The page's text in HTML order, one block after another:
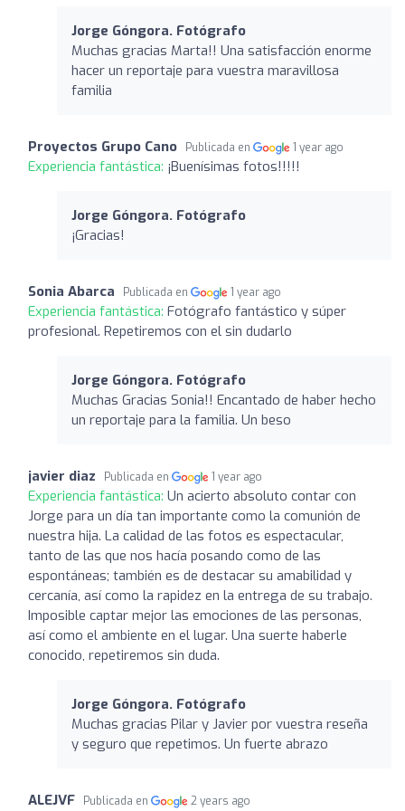
Jorge Góngora. Fotógrafo
Muchas gracias Marta!! Una satisfacción enorme
hacer un reportaje para vuestra maravillosa
familia
Proyectos Grupo Cano Publicada en 1 year ago
Experiencia fantástica: ¡Buenísimas fotos!!!!!
Jorge Góngora. Fotógrafo
¡Gracias!
Sonia Abarca Publicada en 1 year ago
Experiencia fantástica: Fotógrafo fantástico y súper
profesional. Repetiremos con el sin dudarlo
Jorge Góngora. Fotógrafo
Muchas Gracias Sonia!! Encantado de haber hecho
un reportaje para la familia. Un beso
javier diaz Publicada en 1 year ago
Experiencia fantástica: Un acierto absoluto contar con
Jorge para un día tan importante como la comunión de
nuestra hija. La calidad de las fotos es espectacular,
tanto de las que nos hacía posando como de las
espontáneas; también es de destacar su amabilidad y
cercanía, así como la rapidez en la entrega de su trabajo.
Imposible captar mejor las emociones de las personas,
así como el ambiente en el lugar. Una suerte haberle
conocido, repetiremos sin duda.
Jorge Góngora. Fotógrafo
Muchas gracias Pilar y Javier por vuestra reseña
y seguro que repetimos. Un fuerte abrazo
ALEJVF Publicada en 2 years ago